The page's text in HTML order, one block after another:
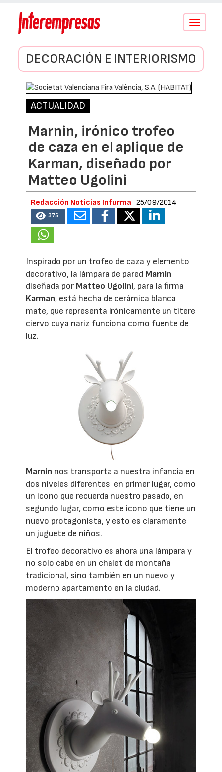
Conmutar
DECORACIÓN E INTERIORISMO
ACTUALIDAD
Marnin, irónico trofeo
de caza en el aplique de
Karman, diseñado por
Matteo Ugolini
Redacción Noticias Infurma 25/09/2014
375
Inspirado por un trofeo de caza y elemento
decorativo, la lámpara de pared Marnin
diseñada por Matteo Ugolini, para la firma
Karman, está hecha de cerámica blanca
mate, que representa irónicamente un títere
ciervo cuya nariz funciona como fuente de
luz.
Marnin nos transporta a nuestra infancia en
dos niveles diferentes: en primer lugar, como
un icono que recuerda nuestro pasado, en
segundo lugar, como este icono que tiene un
nuevo protagonista, y esto es claramente
un juguete de niños.
El trofeo decorativo es ahora una lámpara y
no solo cabe en un chalet de montaña
tradicional, sino también en un nuevo y
moderno apartamento en la ciudad.